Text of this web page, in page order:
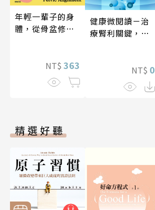
年輕一輩子的身
體，從骨盆修復
動」，遠離小腹
凸出、肩頸僵
硬、慢性疼痛
NT$ 363
健康微閱讀－治
療腎利關鍵，血
NT$ 0
精選好聽